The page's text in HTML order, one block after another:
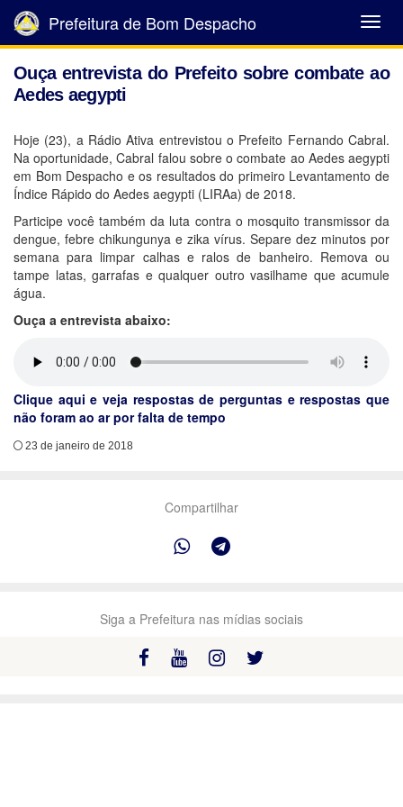
Abrir
Menu
Prefeitura de Bom Despacho
Ouça entrevista do Prefeito sobre combate ao
Aedes aegypti
Hoje (23), a Rádio Ativa entrevistou o Prefeito Fernando Cabral.
Na oportunidade, Cabral falou sobre o combate ao Aedes aegypti
em Bom Despacho e os resultados do primeiro Levantamento de
Índice Rápido do Aedes aegypti (LIRAa) de 2018.
Participe você também da luta contra o mosquito transmissor da
dengue, febre chikungunya e zika vírus. Separe dez minutos por
semana para limpar calhas e ralos de banheiro. Remova ou
tampe latas, garrafas e qualquer outro vasilhame que acumule
água.
Ouça a entrevista abaixo:
Clique aqui e veja respostas de perguntas e respostas que
não foram ao ar por falta de tempo
23 de janeiro de 2018
Compartilhar
Siga a Prefeitura nas mídias sociais